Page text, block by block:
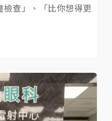
檢查」、「比你想得更